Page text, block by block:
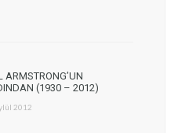
ARMSTRONG’UN
(1930 – 2012)
2012